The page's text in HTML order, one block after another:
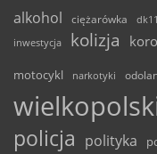
alkohol ciężarówka dk11
inwestycja
kolizja
motocykl narkotyki
policja polityka